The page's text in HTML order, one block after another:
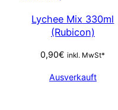
Lychee Mix 330ml
(Rubicon)
0,90€ inkl. MwSt*
Ausverkauft